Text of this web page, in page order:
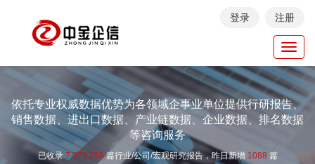
登录 注册
依托专业权威数据优势为各领域企事业单位提供行研报告、
销售数据、进出口数据、产业链数据、企业数据、排名数据
等咨询服务
已收录7.973.258篇行业/公司/宏观研究报告，昨日新增 1088 篇